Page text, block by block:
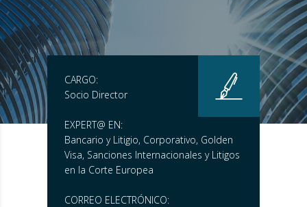
CARGO:
Socio Director
EXPERT@ EN:
Bancario y Litigio, Corporativo, Golden
Visa, Sanciones Internacionales y Litigos
en la Corte Europea
CORREO ELECTRÓNICO: